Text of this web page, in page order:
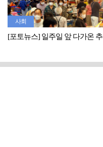
사회
[포토뉴스] 일주일 앞 다가온